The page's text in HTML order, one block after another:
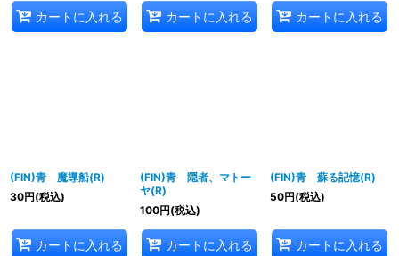
カートに入れる カートに入れる カートに入れる
(FIN)青 魔導船(R)
30円(税込)
カートに入れる
(FIN)青 隠者、マトー
ヤ(R)
100円(税込)
カートに入れる
(FIN)青 蘇る記憶(R)
50円(税込)
カートに入れる